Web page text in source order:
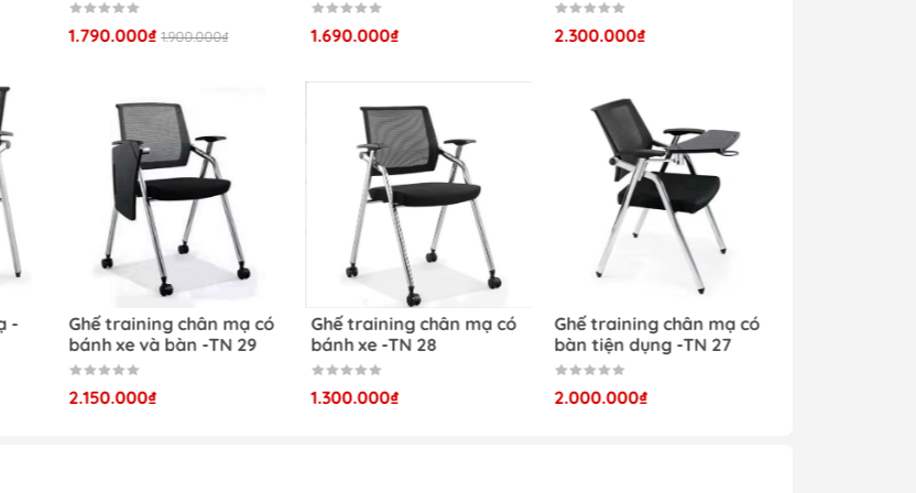
ghế đào tạo có bàn -TN 23
TN 23 hiện đại bằng kim loại
năng gấp gọn và tiết kiệm diện tích
được không gian sử dụng rộng rãi
1.790.000₫ 1.900.000₫ 1.690.000₫ 2.300.000₫
-
Ghế training chân mạ có
bánh xe và bàn -TN 29
2.150.000₫
Ghế training chân mạ có
bánh xe -TN 28
1.300.000₫
Ghế training chân mạ có
bàn tiện dụng -TN 27
2.000.000₫